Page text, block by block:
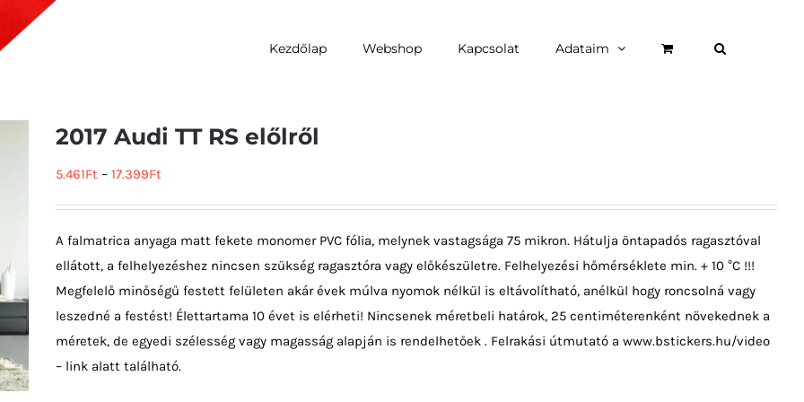
Kezdőlap Webshop Kapcsolat Adataim
2017 Audi TT RS előlről
5.461Ft – 17.399Ft
A falmatrica anyaga matt fekete monomer PVC fólia, melynek vastagsága 75 mikron. Hátulja öntapadós ragasztóval
ellátott, a felhelyezéshez nincsen szükség ragasztóra vagy előkészületre. Felhelyezési hőmérséklete min. + 10 °C !!!
Megfelelő minőségű festett felületen akár évek múlva nyomok nélkül is eltávolítható, anélkül hogy roncsolná vagy
leszedné a festést! Élettartama 10 évet is elérheti! Nincsenek méretbeli határok, 25 centiméterenként növekednek a
méretek, de egyedi szélesség vagy magasság alapján is rendelhetőek . Felrakási útmutató a www.bstickers.hu/video
– link alatt található.